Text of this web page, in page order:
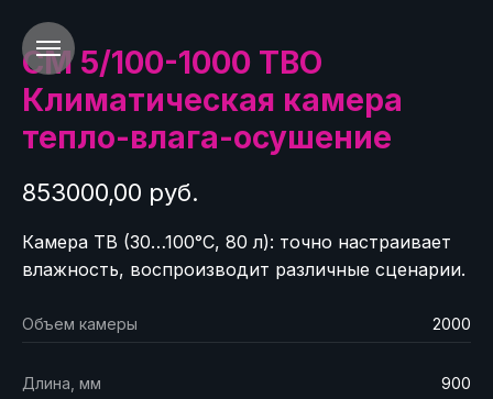
СМ 5/100-1000 ТВО
Климатическая камера
тепло-влага-осушение
853000,00 руб.
Камера ТВ (30…100°C, 80 л): точно настраивает
влажность, воспроизводит различные сценарии.
Объем камеры 2000
Длина, мм
900